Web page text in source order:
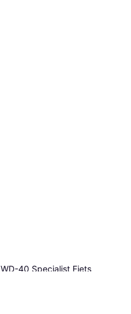
WD-40 Specialist Fiets